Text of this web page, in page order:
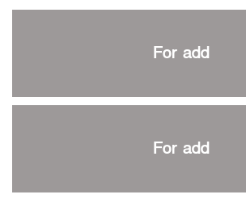
পাকিস্তানের বিপক্ষে ঐতিহাসিক জয়ে ক্রীড়া
শান্ত-মুমিনুলদের ব্যাটে প্রথম দিন বাংলাদেশের
প্রচার বিমুখ এক ক্রীড়া অন্তপ্রাণ সংগঠক
For add
For add